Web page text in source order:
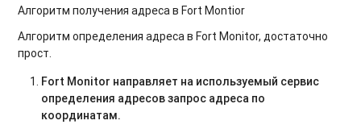
Алгоритм получения адреса в Fort Montior
Алгоритм определения адреса в Fort Monitor, достаточно
прост.
Fort Monitor направляет на используемый сервис
определения адресов запрос адреса по
координатам.